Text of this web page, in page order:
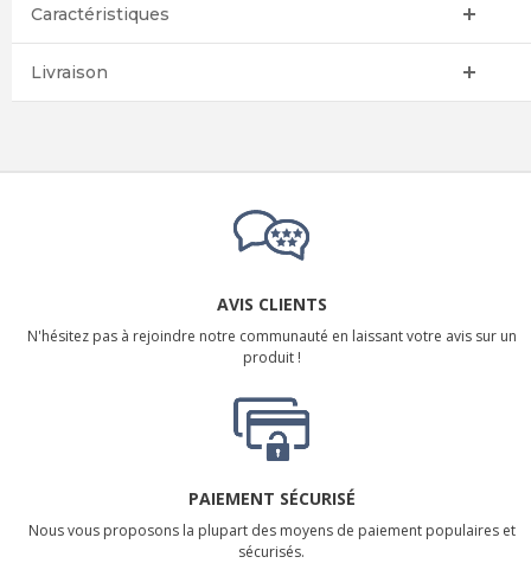
Caractéristiques
Livraison
AVIS CLIENTS
N'hésitez pas à rejoindre notre communauté en laissant votre avis sur un
produit !
PAIEMENT SÉCURISÉ
Nous vous proposons la plupart des moyens de paiement populaires et
sécurisés.